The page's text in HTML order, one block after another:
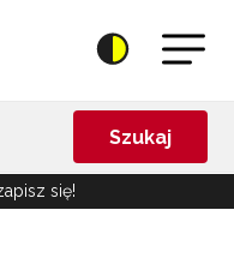
Szukaj
się!